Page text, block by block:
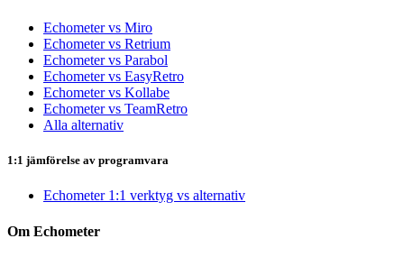
Echometer vs Miro
Echometer vs Retrium
Echometer vs Parabol
Echometer vs EasyRetro
Echometer vs Kollabe
Echometer vs TeamRetro
Alla alternativ
1:1 jämförelse av programvara
Echometer 1:1 verktyg vs alternativ
Om Echometer